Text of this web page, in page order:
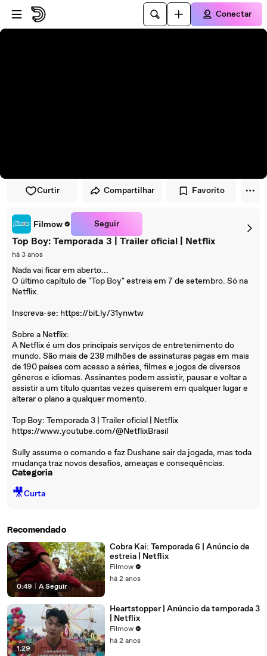
Pular para o player
Ir para o conteúdo principal
Conectar
Curtir Compartilhar Favorito
Filmow Seguir
Top Boy: Temporada 3 | Trailer oficial | Netflix
há 3 anos
Nada vai ficar em aberto...
O último capítulo de "Top Boy" estreia em 7 de setembro. Só na
Netflix.
Inscreva-se: https://bit.ly/31ynwtw
Sobre a Netflix:
A Netflix é um dos principais serviços de entretenimento do
mundo. São mais de 238 milhões de assinaturas pagas em mais
de 190 países com acesso a séries, filmes e jogos de diversos
gêneros e idiomas. Assinantes podem assistir, pausar e voltar a
assistir a um título quantas vezes quiserem em qualquer lugar e
alterar o plano a qualquer momento.
Top Boy: Temporada 3 | Trailer oficial | Netflix
https://www.youtube.com/@NetflixBrasil
Sully assume o comando e faz Dushane sair da jogada, mas toda
mudança traz novos desafios, ameaças e consequências.
Categoria
🎥Curta
Recomendado
0:49 A Seguir
Cobra Kai: Temporada 6 | Anúncio de
estreia | Netflix
Filmow
há 2 anos
1:29
Heartstopper | Anúncio da temporada 3
| Netflix
Filmow
há 2 anos